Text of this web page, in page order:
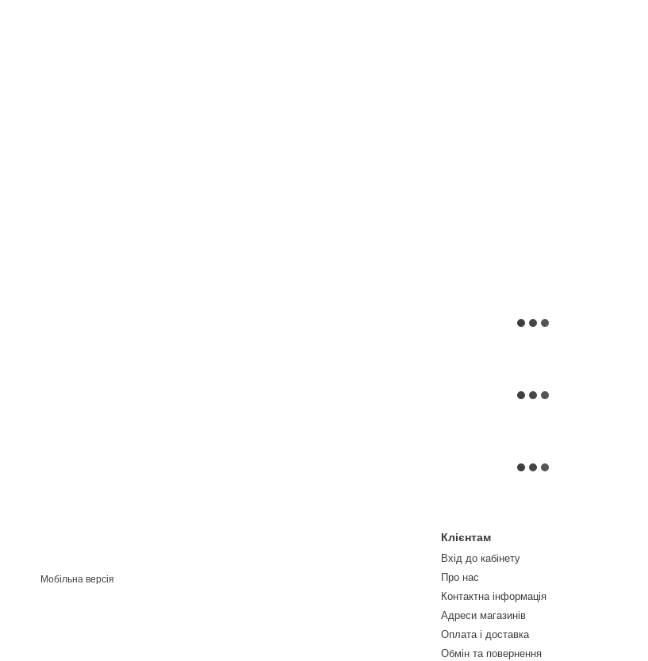
Мобільна версія
Клієнтам
Вхід до кабінету
Про нас
Контактна інформація
Адреси магазинів
Оплата і доставка
Обмін та повернення